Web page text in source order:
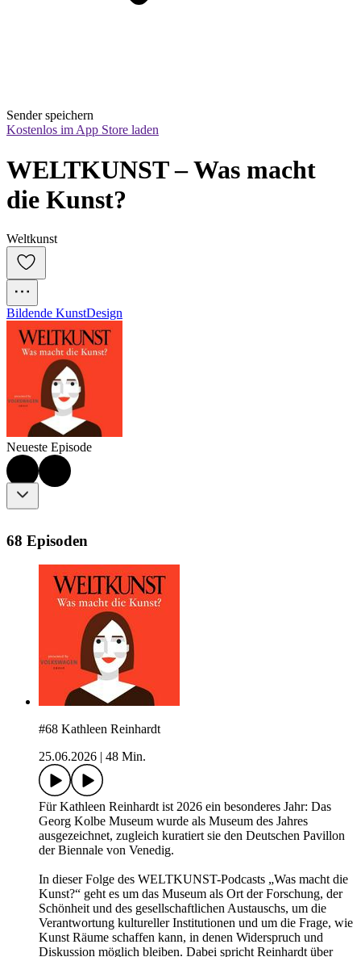
Sender speichern
Kostenlos im App Store laden
WELTKUNST – Was macht
die Kunst?
Weltkunst
Bildende KunstDesign
Neueste Episode
68 Episoden
#68 Kathleen Reinhardt
25.06.2026
48 Min.
Für Kathleen Reinhardt ist 2026 ein besonderes Jahr: Das
Georg Kolbe Museum wurde als Museum des Jahres
ausgezeichnet, zugleich kuratiert sie den Deutschen Pavillon
der Biennale von Venedig.
In dieser Folge des WELTKUNST-Podcasts „Was macht die
Kunst?“ geht es um das Museum als Ort der Forschung, der
Schönheit und des gesellschaftlichen Austauschs, um die
Verantwortung kultureller Institutionen und um die Frage, wie
Kunst Räume schaffen kann, in denen Widerspruch und
Diskussion möglich bleiben. Dabei spricht Reinhardt über